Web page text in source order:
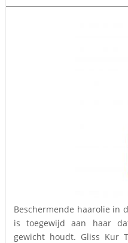
Beschermende haarolie in
is toegewijd aan haar
gewicht houdt. Gliss Kur